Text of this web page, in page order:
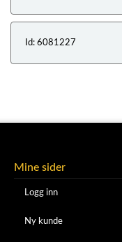
Id: 6081227
Mine sider
Logg inn
Ny kunde